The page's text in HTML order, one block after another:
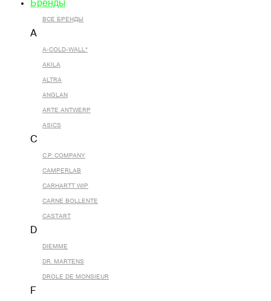
Бренды
ВСЕ БРЕНДЫ
A
A-COLD-WALL*
AKILA
ALTRA
ANGLAN
ARTE ANTWERP
ASICS
C
C.P. COMPANY
CAMPERLAB
CARHARTT WIP
CARNE BOLLENTE
CASTART
D
DIEMME
DR. MARTENS
DROLE DE MONSIEUR
F